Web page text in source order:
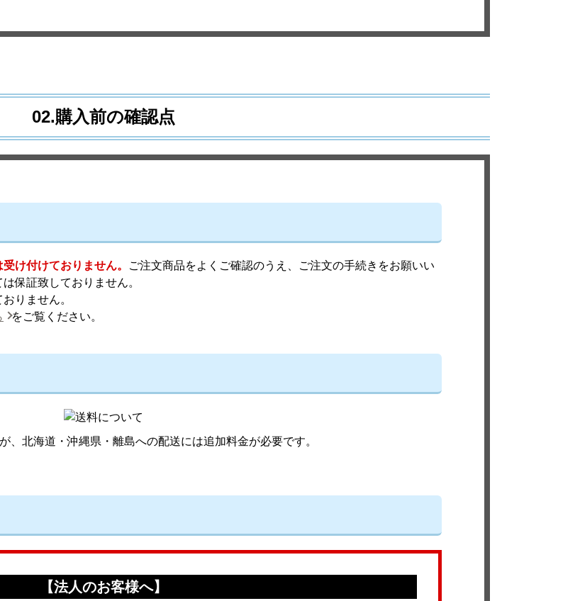
02.購入前の確認点
け付けておりません。
ご注文商品をよくご確認のうえ、ご注文の手続きをお願いい
保証致しておりません。
りません。
をご覧ください。
、北海道・沖縄県・離島への配送には追加料金が必要です。
【法人のお客様へ】